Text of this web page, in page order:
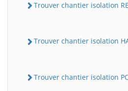
Trouver chantier isolation
Trouver chantier isolation
Trouver chantier isolation